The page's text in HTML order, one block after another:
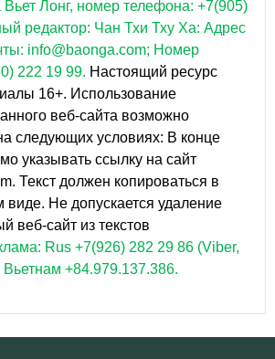
Лонг, номер телефона: +7(905)
редактор: Чан Тхи Тху Ха: Адрес
info@baonga.com; Номер
222 19 99. Настоящий ресурс
16+. Использование
веб-сайта возможно
следующих условиях: В конце
указывать ссылку на сайт
Текст должен копироваться в
виде. Не допускается удаление
веб-сайт из текстов
Rus +7(926) 282 29 86 (Viber,
+84.979.137.386.